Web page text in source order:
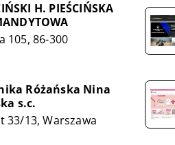
H. PIEŚCIŃSKA
105, 86-300
Różańska Nina
s.c.
33/13, Warszawa